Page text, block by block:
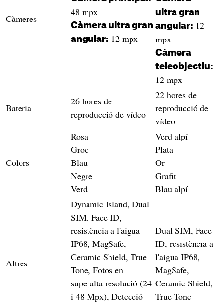
Càmeres
48 mpx
Càmera ultra gran
angular: 12 mpx
ultra gran
angular: 12
mpx
Càmera
teleobjectiu:
12 mpx
Bateria
26 hores de
reproducció de vídeo
22 hores de
reproducció de
vídeo
Colors
Rosa
Groc
Blau
Negre
Verd
Verd alpí
Plata
Or
Grafit
Blau alpí
Altres
Dynamic Island, Dual
SIM, Face ID,
resistència a l'aigua
IP68, MagSafe,
Ceramic Shield, True
Tone, Fotos en
superalta resolució (24
i 48 Mpx), Detecció
Dual SIM, Face
ID, resistència a
l'aigua IP68,
MagSafe,
Ceramic Shield,
True Tone